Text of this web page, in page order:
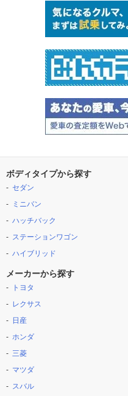
ボディタイプから探す
セダン
ミニバン
ハッチバック
ステーションワゴン
ハイブリッド
メーカーから探す
トヨタ
レクサス
日産
ホンダ
三菱
マツダ
スバル